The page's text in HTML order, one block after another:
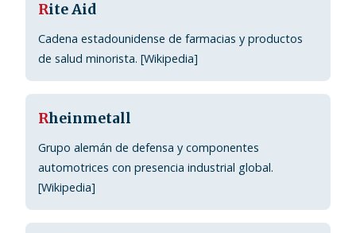
Rite Aid
Cadena estadounidense de farmacias y productos
de salud minorista. [Wikipedia]
Rheinmetall
Grupo alemán de defensa y componentes
automotrices con presencia industrial global.
[Wikipedia]